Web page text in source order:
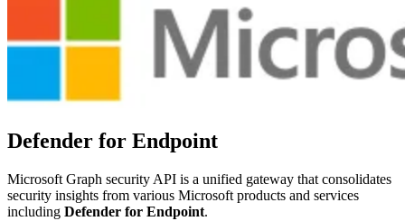
Defender for Endpoint
Microsoft Graph security API is a unified gateway that consolidates
security insights from various Microsoft products and services
including Defender for Endpoint.